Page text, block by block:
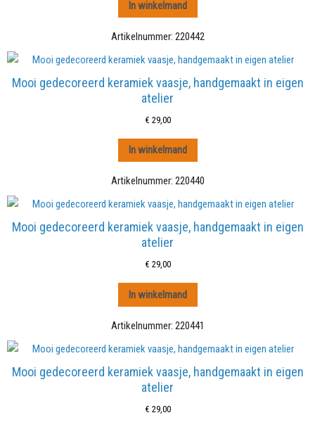
In winkelmand
Artikelnummer: 220442
Mooi gedecoreerd keramiek vaasje, handgemaakt in eigen
atelier
€ 29,00
In winkelmand
Artikelnummer: 220440
Mooi gedecoreerd keramiek vaasje, handgemaakt in eigen
atelier
€ 29,00
In winkelmand
Artikelnummer: 220441
Mooi gedecoreerd keramiek vaasje, handgemaakt in eigen
atelier
€ 29,00